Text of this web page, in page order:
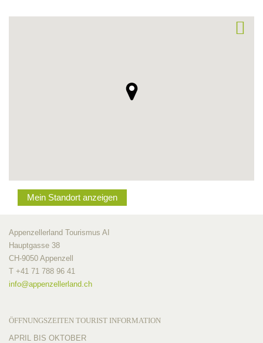
Mein Standort anzeigen
Appenzellerland Tourismus AI
Hauptgasse 38
CH-9050 Appenzell
T +41 71 788 96 41
info@appenzellerland.ch
ÖFFNUNGSZEITEN TOURIST INFORMATION
APRIL BIS OKTOBER